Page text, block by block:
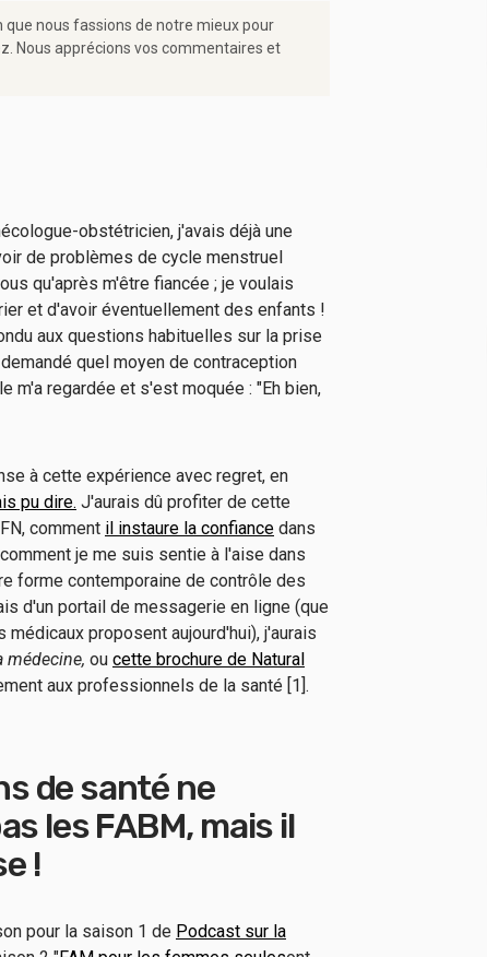
nous fassions de notre mieux pour
Nous apprécions vos commentaires et
obstétricien, j'avais déjà une
de problèmes de cycle menstruel
qu'après m'être fiancée ; je voulais
et d'avoir éventuellement des enfants !
aux questions habituelles sur la prise
quel moyen de contraception
m'a regardée et s'est moquée : "Eh bien,
à cette expérience avec regret, en
pu dire. J'aurais dû profiter de cette
comment il instaure la confiance dans
je me suis sentie à l'aise dans
forme contemporaine de contrôle des
d'un portail de messagerie en ligne (que
proposent aujourd'hui), j'aurais
médecine, ou cette brochure de Natural
aux professionnels de la santé [1].
de santé ne
les FABM, mais il
!
pour la saison 1 de Podcast sur la